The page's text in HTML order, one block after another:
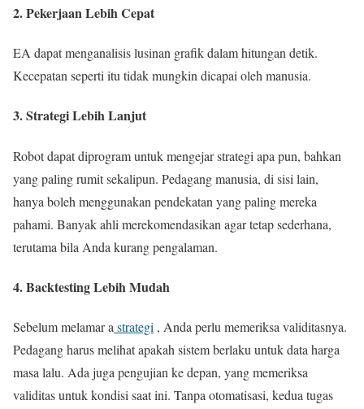
2. Pekerjaan Lebih Cepat
EA dapat menganalisis lusinan grafik dalam hitungan detik.
Kecepatan seperti itu tidak mungkin dicapai oleh manusia.
3. Strategi Lebih Lanjut
Robot dapat diprogram untuk mengejar strategi apa pun, bahkan
yang paling rumit sekalipun. Pedagang manusia, di sisi lain,
hanya boleh menggunakan pendekatan yang paling mereka
pahami. Banyak ahli merekomendasikan agar tetap sederhana,
terutama bila Anda kurang pengalaman.
4. Backtesting Lebih Mudah
Sebelum melamar a strategi , Anda perlu memeriksa validitasnya.
Pedagang harus melihat apakah sistem berlaku untuk data harga
masa lalu. Ada juga pengujian ke depan, yang memeriksa
validitas untuk kondisi saat ini. Tanpa otomatisasi, kedua tugas